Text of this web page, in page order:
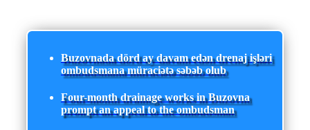
Buzovnada dörd ay davam edən drenaj işləri
ombudsmana müraciətə səbəb olub
Four-month drainage works in Buzovna
prompt an appeal to the ombudsman